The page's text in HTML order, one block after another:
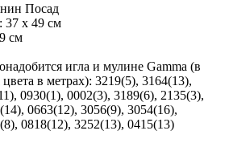
Посад
37 х 49 см
см
игла и мулине Gamma (в
в метрах): 3219(5), 3164(13),
0930(1), 0002(3), 3189(6), 2135(3),
0663(12), 3056(9), 3054(16),
0818(12), 3252(13), 0415(13)